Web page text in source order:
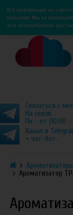
Вся информация на сайте
рекламой. Мы не
для её потребления
Связаться с
На связи:
Пн - пт (10:00 -
Канал в
+ чат-бот.
Ароматизатор